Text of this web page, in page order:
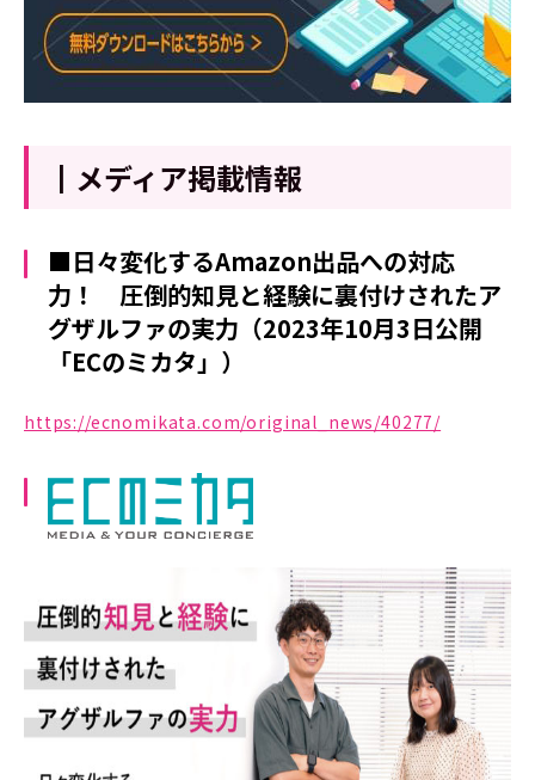
┃メディア掲載情報
■日々変化するAmazon出品への対応
力！ 圧倒的知見と経験に裏付けされたア
グザルファの実力（2023年10月3日公開
「ECのミカタ」）
https://ecnomikata.com/original_news/40277/